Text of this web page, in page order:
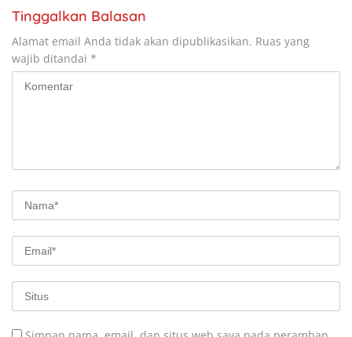
Tinggalkan Balasan
Alamat email Anda tidak akan dipublikasikan. Ruas yang
wajib ditandai *